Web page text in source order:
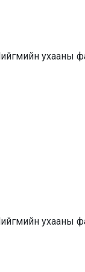
ухааны
ухааны